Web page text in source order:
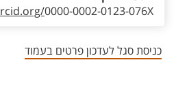
0000-0002-0123-076X
כניסת סגל לעדכון פרטים בעמוד